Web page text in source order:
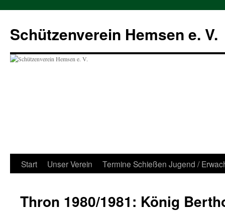
springen
Schützenverein Hemsen e. V.
Start Unser Verein Termine Schießen Jugend /
Thron 1980/1981: König